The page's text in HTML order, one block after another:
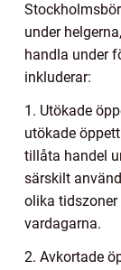
under
handla under
inkluderar:
1. Utökade
utökade
tillåta handel
särskilt
olika tidszoner
vardagarna.
2. Avkortade